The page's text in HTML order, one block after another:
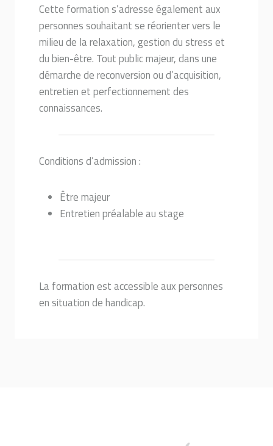
Cette formation s’adresse également aux
personnes souhaitant se réorienter vers le
milieu de la relaxation, gestion du stress et
du bien-être. Tout public majeur, dans une
démarche de reconversion ou d’acquisition,
entretien et perfectionnement des
connaissances.
Conditions d’admission :
Être majeur
Entretien préalable au stage
La formation est accessible aux personnes
en situation de handicap.